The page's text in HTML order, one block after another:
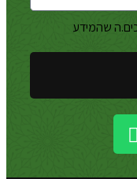
שהמידע